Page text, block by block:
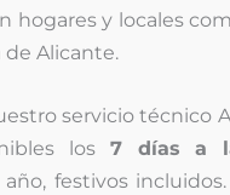
hogares y locales
Alicante.
servicio técnico
los7 días a
festivos